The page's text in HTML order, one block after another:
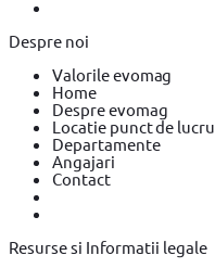
Despre noi
Valorile evomag
Home
Despre evomag
Locatie punct de lucru
Departamente
Angajari
Contact
Resurse si Informatii legale